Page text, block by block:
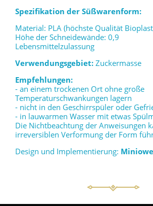
Spezifikation der Süßwarenform:
Material: PLA (höchste Qualität
Höhe der Schneidewände: 0,9
Lebensmittelzulassung
Verwendungsgebiet: Zuckermasse
Empfehlungen:
- an einem trockenen Ort ohne große
Temperaturschwankungen lagern
- nicht in den Geschirrspüler oder
- in lauwarmen Wasser mit etwas
Die Nichtbeachtung der Anweisungen
irreversiblen Verformung der Form
Design und Implementierung: